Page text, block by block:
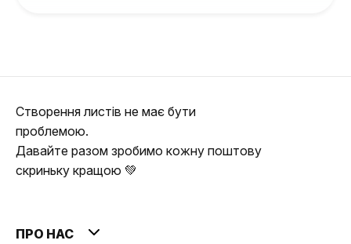
Створення листів не має бути
проблемою.
Давайте разом зробимо кожну поштову
скриньку кращою 💚
ПРО НАС